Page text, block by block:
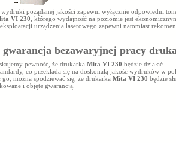
pożądanej jakości zapewni wyłącznie odpowiedni
VI 230 , którego wydajność na poziomie jest
urządzenia laserowego zapewni natomiast
bezawaryjnej pracy
pewność, że drukarka Mita VI 230 będzie działać
co przekłada się na doskonałą jakość wydruków w
można spodziewać się, że drukarka Mita VI 230 będzie
i objęte gwarancją.